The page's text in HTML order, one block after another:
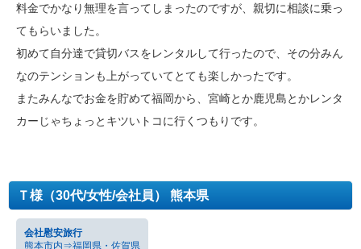
料金でかなり無理を言ってしまったのですが、親切に相談に乗っ
てもらいました。
初めて自分達で貸切バスをレンタルして行ったので、その分みん
なのテンションも上がっていてとても楽しかったです。
またみんなでお金を貯めて福岡から、宮崎とか鹿児島とかレンタ
カーじゃちょっとキツいトコに行くつもりです。
Ｔ様（30代/女性/会社員） 熊本県
会社慰安旅行
熊本市内⇒福岡県・佐賀県